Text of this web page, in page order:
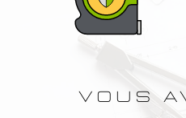
VOUS